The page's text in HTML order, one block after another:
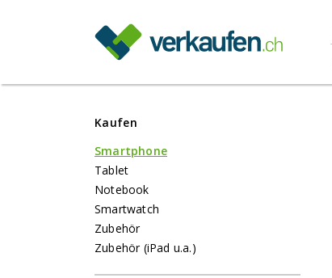
Kaufen
Smartphone
Tablet
Notebook
Smartwatch
Zubehör
Zubehör (iPad u.a.)